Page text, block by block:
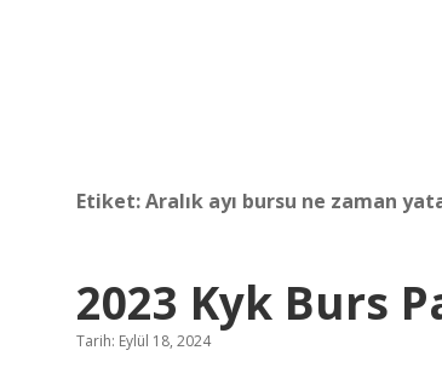
Etiket:Aralık ayı bursu ne zaman
2023 Kyk Burs
Tarih: Eylül 18, 2024